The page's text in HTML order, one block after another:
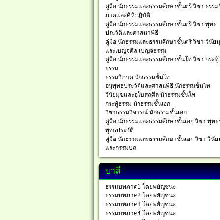
คู่มือ นักธรรมและธรรมศึกษาชั้นตรี วิชา ธรรม
ภาคและคิหิปฏิบัติ
คู่มือ นักธรรมและธรรมศึกษาชั้นตรี วิชา พุทธ
ประวัติและศาสนาพิธี
คู่มือ นักธรรมและธรรมศึกษาชั้นตรี วิชา วินัย
และเบญจศีล-เบญจธรรม
คู่มือ นักธรรมและธรรมศึกษาชั้นโท วิชา กระทู้
ธรรม
ธรรมวิภาค นักธรรมชั้นโท
อนุพุทธประวัติและศาสนพิธี นักธรรมชั้นโท
วินัยมุขและอุโบสถศีล นักธรรมชั้นโท
กระทู้ธรรม นักธรรมชั้นเอก
วิชาธรรมวิจารณ์ นักธรรมชั้นเอก
คู่มือ นักธรรมและธรรมศึกษาชั้นเอก วิชา พุทธ
พุทธประวัติ
คู่มือ นักธรรมและธรรมศึกษาชั้นเอก วิชา วินัย
และกรรมบถ
บาลี
ธรรมบทภาค1 โดยพยัญชนะ
ธรรมบทภาค2 โดยพยัญชนะ
ธรรมบทภาค3 โดยพยัญชนะ
ธรรมบทภาค4 โดยพยัญชนะ